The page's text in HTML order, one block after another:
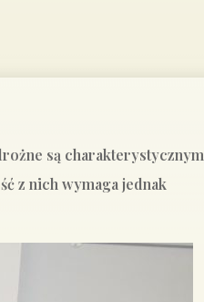
są charakterystycznym
z nich wymaga jednak